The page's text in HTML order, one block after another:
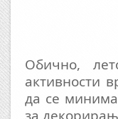
Обично,
активности
да се